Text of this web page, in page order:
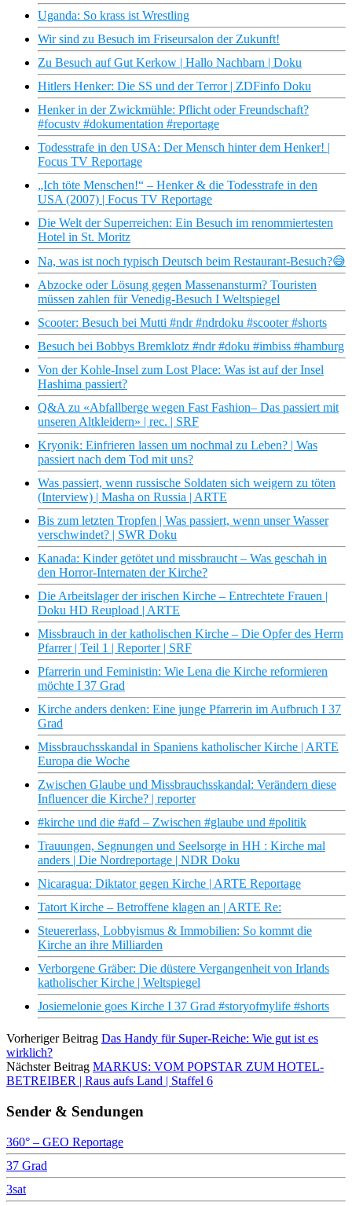
Uganda: So krass ist Wrestling
Wir sind zu Besuch im Friseursalon der Zukunft!
Zu Besuch auf Gut Kerkow | Hallo Nachbarn | Doku
Hitlers Henker: Die SS und der Terror | ZDFinfo Doku
Henker in der Zwickmühle: Pflicht oder Freundschaft?
#focustv #dokumentation #reportage
Todesstrafe in den USA: Der Mensch hinter dem Henker! |
Focus TV Reportage
„Ich töte Menschen!“ – Henker & die Todesstrafe in den
USA (2007) | Focus TV Reportage
Die Welt der Superreichen: Ein Besuch im renommiertesten
Hotel in St. Moritz
Na, was ist noch typisch Deutsch beim Restaurant-Besuch?😅
Abzocke oder Lösung gegen Massenansturm? Touristen
müssen zahlen für Venedig-Besuch I Weltspiegel
Scooter: Besuch bei Mutti #ndr #ndrdoku #scooter #shorts
Besuch bei Bobbys Bremklotz #ndr #doku #imbiss #hamburg
Von der Kohle-Insel zum Lost Place: Was ist auf der Insel
Hashima passiert?
Q&A zu «Abfallberge wegen Fast Fashion– Das passiert mit
unseren Altkleidern» | rec. | SRF
Kryonik: Einfrieren lassen um nochmal zu Leben? | Was
passiert nach dem Tod mit uns?
Was passiert, wenn russische Soldaten sich weigern zu töten
(Interview) | Masha on Russia | ARTE
Bis zum letzten Tropfen | Was passiert, wenn unser Wasser
verschwindet? | SWR Doku
Kanada: Kinder getötet und missbraucht – Was geschah in
den Horror-Internaten der Kirche?
Die Arbeitslager der irischen Kirche – Entrechtete Frauen |
Doku HD Reupload | ARTE
Missbrauch in der katholischen Kirche – Die Opfer des Herrn
Pfarrer | Teil 1 | Reporter | SRF
Pfarrerin und Feministin: Wie Lena die Kirche reformieren
möchte I 37 Grad
Kirche anders denken: Eine junge Pfarrerin im Aufbruch I 37
Grad
Missbrauchsskandal in Spaniens katholischer Kirche | ARTE
Europa die Woche
Zwischen Glaube und Missbrauchsskandal: Verändern diese
Influencer die Kirche? | reporter
#kirche und die #afd – Zwischen #glaube und #politik
Trauungen, Segnungen und Seelsorge in HH : Kirche mal
anders | Die Nordreportage | NDR Doku
Nicaragua: Diktator gegen Kirche | ARTE Reportage
Tatort Kirche – Betroffene klagen an | ARTE Re:
Steuererlass, Lobbyismus & Immobilien: So kommt die
Kirche an ihre Milliarden
Verborgene Gräber: Die düstere Vergangenheit von Irlands
katholischer Kirche | Weltspiegel
Josiemelonie goes Kirche I 37 Grad #storyofmylife #shorts
Vorheriger Beitrag Das Handy für Super-Reiche: Wie gut ist es
wirklich?
Nächster Beitrag MARKUS: VOM POPSTAR ZUM HOTEL-
BETREIBER | Raus aufs Land | Staffel 6
Sender & Sendungen
360° – GEO Reportage
37 Grad
3sat